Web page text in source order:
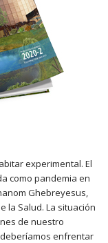
experimental. El
como pandemia en
Ghebreyesus,
la Salud. La situación
de nuestro
enfrentar